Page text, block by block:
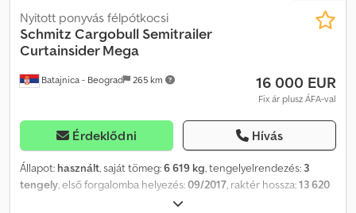
Batajnica - Beograd 265 km
Nyitott ponyvás félpótkocsi
Schmitz Cargobull Semitrailer
Curtainsider Mega
16 000 EUR
Fix ár plusz ÁFA-val
Érdeklődni Hívás
Állapot: használt, saját tömeg:6 619 kg, tengelyelrendezés: 3
tengely, első forgalomba helyezés:09/2017, raktér hossza:13 620
2 480 mm